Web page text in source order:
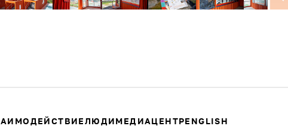
ЛЮДИМЕДИАЦЕНТРENGLISH